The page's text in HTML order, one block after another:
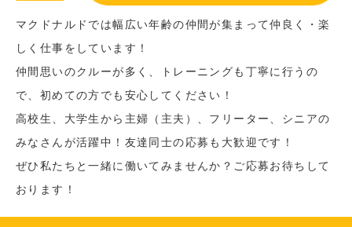
マクドナルドでは幅広い年齢の仲間が集まって仲良く・楽
しく仕事をしています！
仲間思いのクルーが多く、トレーニングも丁寧に行うの
で、初めての方でも安心してください！
高校生、大学生から主婦（主夫）、フリーター、シニアの
みなさんが活躍中！友達同士の応募も大歓迎です！
ぜひ私たちと一緒に働いてみませんか？ご応募お待ちして
おります！